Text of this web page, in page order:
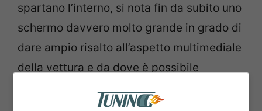
spartano l’interno, si nota fin da subito uno
schermo davvero molto grande in grado di
dare ampio risalto all’aspetto multimediale
della vettura e da dove è possibile